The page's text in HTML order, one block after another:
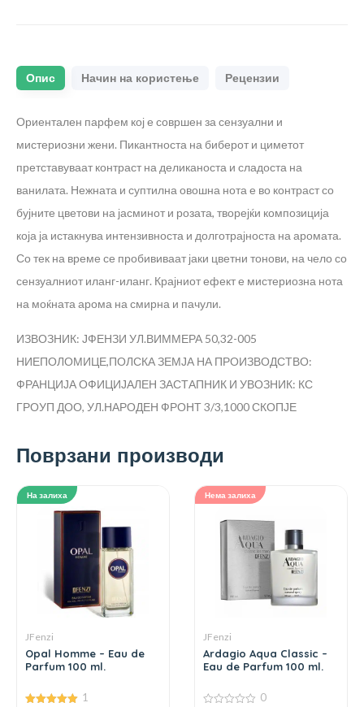
Опис Начин на користење Рецензии
Ориентален парфем кој е совршен за сензуални и
мистериозни жени. Пикантноста на биберот и циметот
претставуваат контраст на деликаноста и сладоста на
ванилата. Нежната и суптилна овошна нота е во контраст со
бујните цветови на јасминот и розата, творејќи композиција
која ја истакнува интензивноста и долготрајноста на аромата.
Со тек на време се пробививаат јаки цветни тонови, на чело со
сензуалниот иланг-иланг. Крајниот ефект е мистериозна нота
на моќната арома на смирна и пачули.
ИЗВОЗНИК: ЈФЕНЗИ УЛ.ВИММЕРА 50,32-005
НИЕПОЛОМИЦЕ,ПОЛСКАЗЕМЈА НА ПРОИЗВОДСТВО:
ФРАНЦИЈАОФИЦИЈАЛЕН ЗАСТАПНИК И УВОЗНИК: КС
ГРОУП ДОО, УЛ.НАРОДЕН ФРОНТ 3/3,1000 СКОПЈЕ
Поврзани производи
На залиха
JFenzi
Opal Homme – Eau de
Parfum 100 ml.
1
Нема залиха
JFenzi
Ardagio Aqua Classic –
Eau de Parfum 100 ml.
0